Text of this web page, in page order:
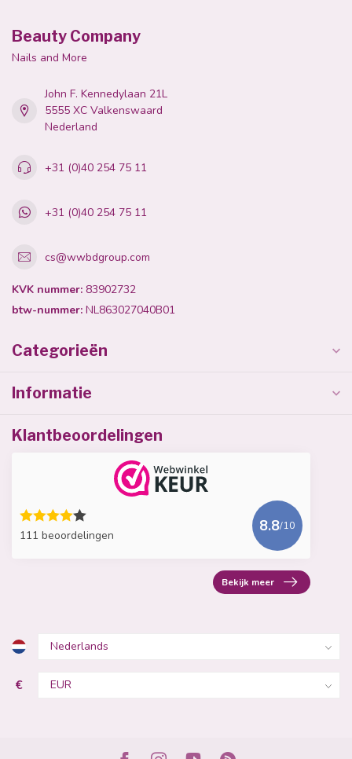
Beauty Company
Nails and More
John F. Kennedylaan 21L
5555 XC Valkenswaard
Nederland
+31 (0)40 254 75 11
+31 (0)40 254 75 11
cs@wwbdgroup.com
KVK nummer: 83902732
btw-nummer: NL863027040B01
Categorieën
Informatie
Klantbeoordelingen
111 beoordelingen
8.8/10
Bekijk meer
€